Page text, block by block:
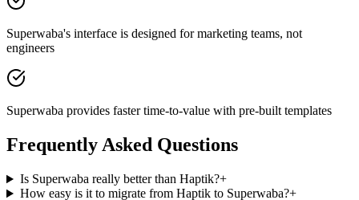
Superwaba's interface is designed for marketing teams, not
engineers
Superwaba provides faster time-to-value with pre-built templates
Frequently Asked Questions
Is Superwaba really better than Haptik?+
How easy is it to migrate from Haptik to Superwaba?+